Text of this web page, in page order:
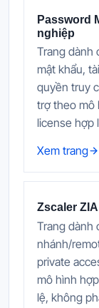
Password
nghiệp
Trang dành
mật khẩu,
quyền truy
trợ theo mô
license hợp
Xem trang
Zscaler
Trang dành
nhánh/
private
mô hình
lệ, không